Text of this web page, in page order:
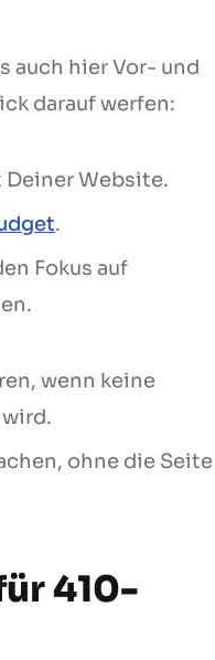
auch hier Vor- und
darauf werfen:
Website.
.
Fokus auf
wenn keine
ohne die Seite
410-